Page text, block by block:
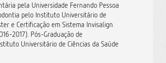
pela Universidade Fernando Pessoa
pelo Instituto Universitário de
e Certificação em Sistema Invisalign
2017). Pós-Graduação de
Universitário de Ciências da Saúde